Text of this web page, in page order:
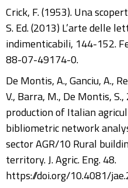
Crick, F. (1953). Una
S. Ed. (2013) L’arte delle
indimenticabili, 144-152.
88-07-49174-0.
De Montis, A., Ganciu, A.,
V., Barra, M., De Montis,
production of Italian
bibliometric network
sector AGR/10 Rural
territory. J. Agric. Eng. 48.
https://doi.org/10.4081/